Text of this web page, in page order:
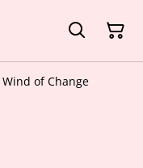
Wind of Change